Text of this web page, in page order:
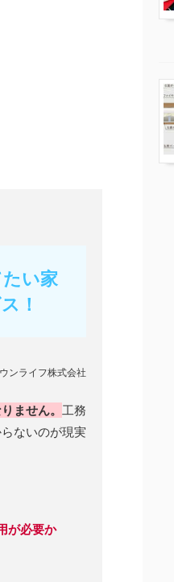
い家
！
ンライフ株式会社
ません。 工務
ないのが現実
が必要か